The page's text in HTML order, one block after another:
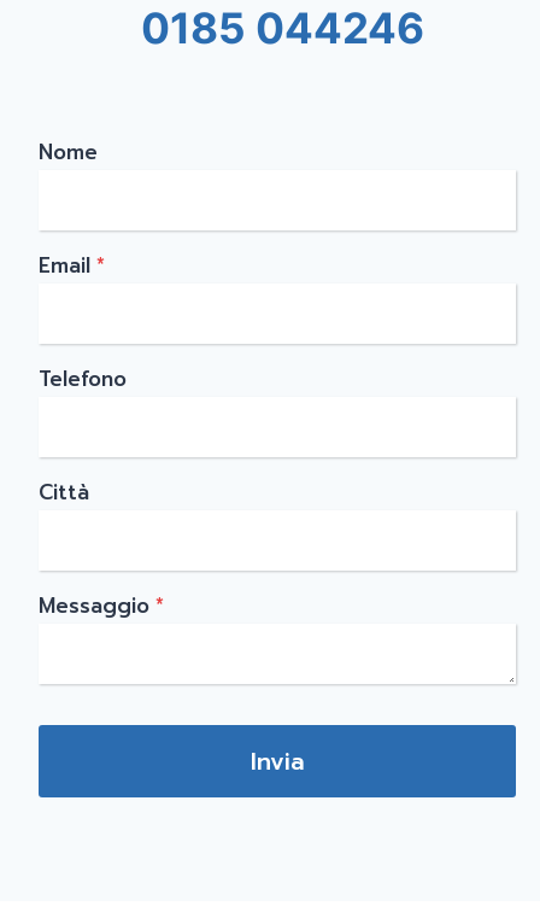
0185 044246
Nome
Email*
Telefono
Città
Messaggio*
Invia